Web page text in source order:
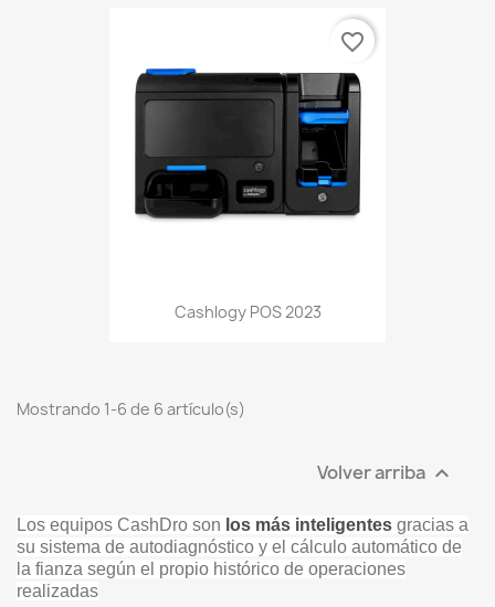
Cashlogy POS 2023
favorite_border
Mostrando 1-6 de 6 artículo(s)
Volver arriba 
Los equipos CashDro son los más inteligentes gracias a
su sistema de autodiagnóstico y el cálculo automático de
la fianza según el propio histórico de operaciones
realizadas